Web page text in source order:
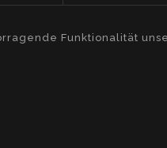
Funktionalität